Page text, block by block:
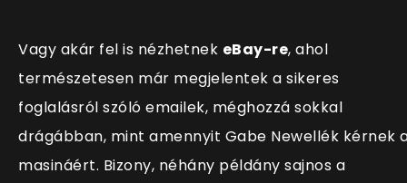
Vagy akár fel is nézhetnek eBay-re, ahol
természetesen már megjelentek a sikeres
foglalásról szóló emailek, méghozzá sokkal
drágábban, mint amennyit Gabe Newellék kérnek
masináért. Bizony, néhány példány sajnos a